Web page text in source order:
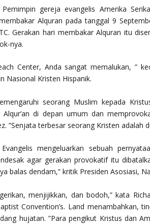
Pemimpin gereja evangelis Amerika
Alquran pada tanggal 9
Gerakan hari membakar Alquran itu
nya.
Center, Anda sangat memalukan, ”
Nasional Kristen Hispanik.
seorang Muslim kepada
Alqur’an di depan umum dan
”Senjata terbesar seorang Kristen adalah
mengeluarkan sebuah
agar gerakan provokatif itu
balas dendam,” kritik Presiden Asosiasi,
menjijikkan, dan bodoh,” kata
Convention’s. Land menambahkan,
hujatan. ”Para pengikut Kristus dan